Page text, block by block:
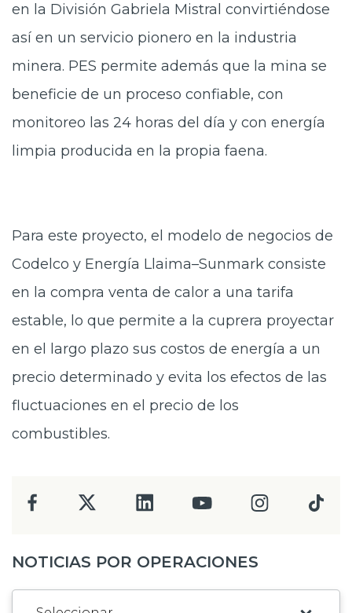
en la División Gabriela Mistral convirtiéndose
así en un servicio pionero en la industria
minera. PES permite además que la mina se
beneficie de un proceso confiable, con
monitoreo las 24 horas del día y con energía
limpia producida en la propia faena.
Para este proyecto, el modelo de negocios de
Codelco y Energía Llaima–Sunmark consiste
en la compra venta de calor a una tarifa
estable, lo que permite a la cuprera proyectar
en el largo plazo sus costos de energía a un
precio determinado y evita los efectos de las
fluctuaciones en el precio de los
combustibles.
NOTICIAS POR OPERACIONES